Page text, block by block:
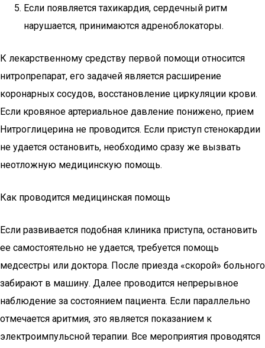
Если появляется тахикардия, сердечный ритм
нарушается, принимаются адреноблокаторы.
К лекарственному средству первой помощи относится
нитропрепарат, его задачей является расширение
коронарных сосудов, восстановление циркуляции крови.
Если кровяное артериальное давление понижено, прием
Нитроглицерина не проводится. Если приступ стенокардии
не удается остановить, необходимо сразу же вызвать
неотложную медицинскую помощь.
Как проводится медицинская помощь
Если развивается подобная клиника приступа, остановить
ее самостоятельно не удается, требуется помощь
медсестры или доктора. После приезда «скорой» больного
забирают в машину. Далее проводится непрерывное
наблюдение за состоянием пациента. Если параллельно
отмечается аритмия, это является показанием к
электроимпульсной терапии. Все мероприятия проводятся